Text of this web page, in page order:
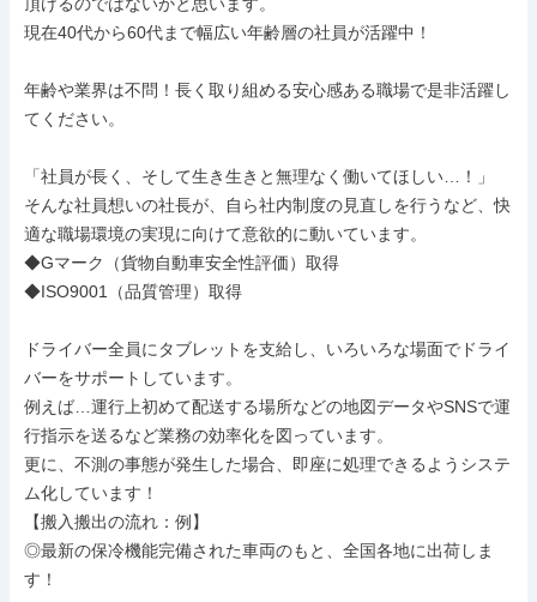
現在40代から60代まで幅広い年齢層の社員が活躍中！
年齢や業界は不問！長く取り組める安心感ある職場で是非活躍し
てください。
「社員が長く、そして生き生きと無理なく働いてほしい…！」
そんな社員想いの社長が、自ら社内制度の見直しを行うなど、快
適な職場環境の実現に向けて意欲的に動いています。
◆Gマーク（貨物自動車安全性評価）取得
◆ISO9001（品質管理）取得
ドライバー全員にタブレットを支給し、いろいろな場面でドライ
バーをサポートしています。
例えば…運行上初めて配送する場所などの地図データやSNSで運
行指示を送るなど業務の効率化を図っています。
更に、不測の事態が発生した場合、即座に処理できるようシステ
ム化しています！
【搬入搬出の流れ：例】
◎最新の保冷機能完備された車両のもと、全国各地に出荷しま
す！